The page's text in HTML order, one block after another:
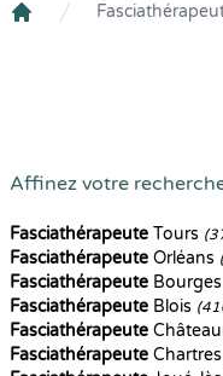
Affinez votre
Fasciathérapeute Tours
Fasciathérapeute Orléans
Fasciathérapeute Bourges
Fasciathérapeute Blois
Fasciathérapeute
Fasciathérapeute Chartres